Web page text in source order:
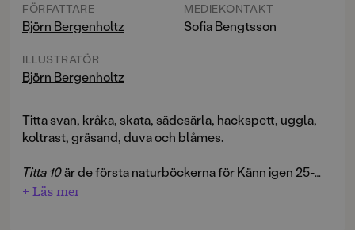
FÖRFATTARE
Björn Bergenholtz
ILLUSTRATÖR
Björn Bergenholtz
MEDIEKONTAKT
Sofia Bengtsson
Titta svan, kråka, skata, sädesärla, hackspett, uggla,
koltrast, gräsand, duva och blåmes.
Titta 10är de första naturböckerna för Känn igen 25-
läsarnas småsyskon. En första, ännu enklare,
+ Läs mer